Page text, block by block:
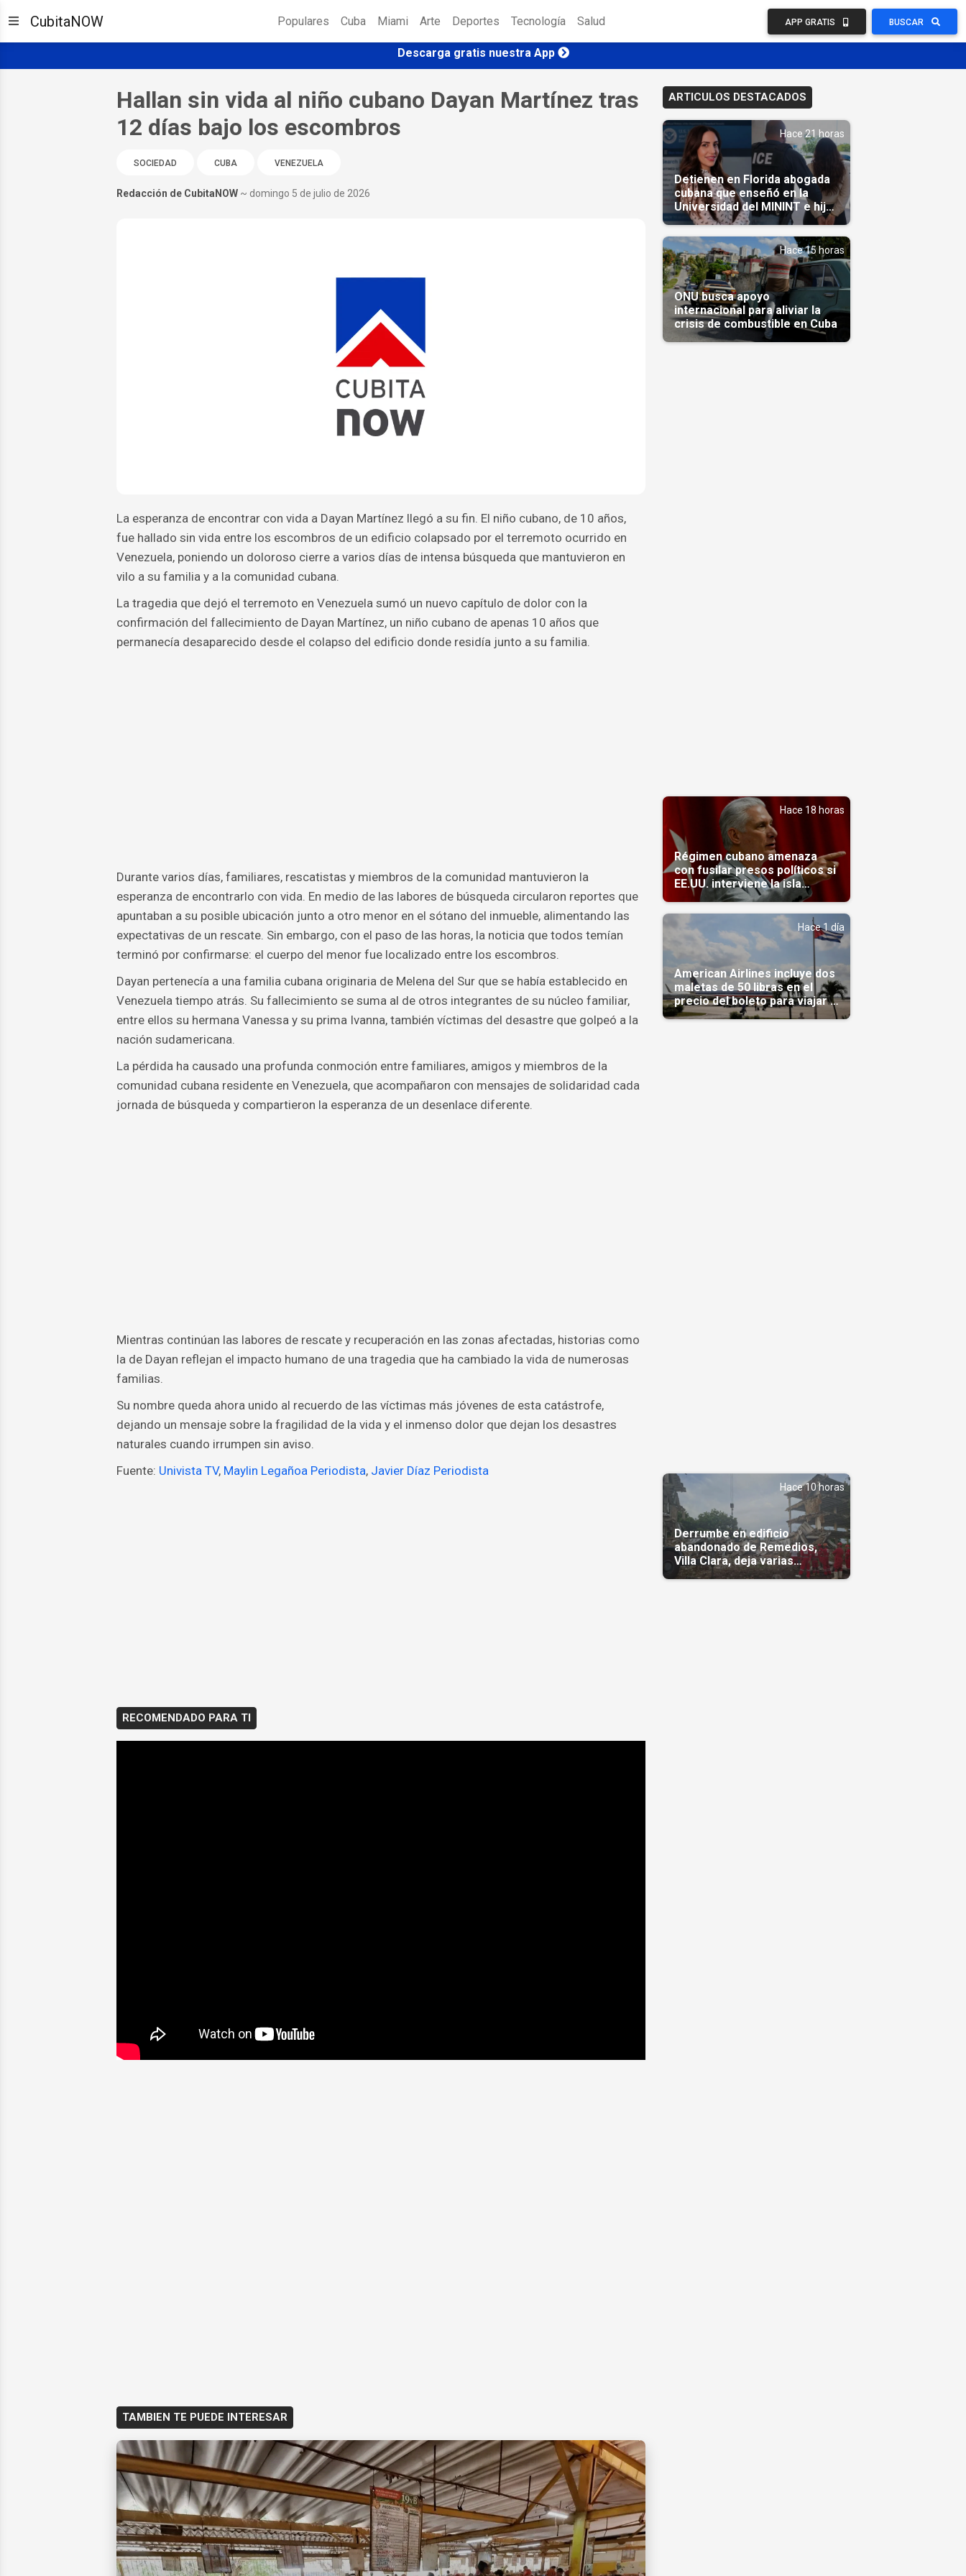
CubitaNOW Populares Cuba Miami Arte Deportes Tecnología Salud APP GRATIS BUSCAR
Descarga gratis nuestra App
Hallan sin vida al niño cubano Dayan Martínez tras
12 días bajo los escombros
SOCIEDAD CUBA VENEZUELA
Redacción de CubitaNOW ~ domingo 5 de julio de 2026
La esperanza de encontrar con vida a Dayan Martínez llegó a su fin. El niño cubano, de 10 años,
fue hallado sin vida entre los escombros de un edificio colapsado por el terremoto ocurrido en
Venezuela, poniendo un doloroso cierre a varios días de intensa búsqueda que mantuvieron en
vilo a su familia y a la comunidad cubana.
La tragedia que dejó el terremoto en Venezuela sumó un nuevo capítulo de dolor con la
confirmación del fallecimiento de Dayan Martínez, un niño cubano de apenas 10 años que
permanecía desaparecido desde el colapso del edificio donde residía junto a su familia.
Durante varios días, familiares, rescatistas y miembros de la comunidad mantuvieron la
esperanza de encontrarlo con vida. En medio de las labores de búsqueda circularon reportes que
apuntaban a su posible ubicación junto a otro menor en el sótano del inmueble, alimentando las
expectativas de un rescate. Sin embargo, con el paso de las horas, la noticia que todos temían
terminó por confirmarse: el cuerpo del menor fue localizado entre los escombros.
Dayan pertenecía a una familia cubana originaria de Melena del Sur que se había establecido en
Venezuela tiempo atrás. Su fallecimiento se suma al de otros integrantes de su núcleo familiar,
entre ellos su hermana Vanessa y su prima Ivanna, también víctimas del desastre que golpeó a la
nación sudamericana.
La pérdida ha causado una profunda conmoción entre familiares, amigos y miembros de la
comunidad cubana residente en Venezuela, que acompañaron con mensajes de solidaridad cada
jornada de búsqueda y compartieron la esperanza de un desenlace diferente.
Mientras continúan las labores de rescate y recuperación en las zonas afectadas, historias como
la de Dayan reflejan el impacto humano de una tragedia que ha cambiado la vida de numerosas
familias.
Su nombre queda ahora unido al recuerdo de las víctimas más jóvenes de esta catástrofe,
dejando un mensaje sobre la fragilidad de la vida y el inmenso dolor que dejan los desastres
naturales cuando irrumpen sin aviso.
Fuente: Univista TV, Maylin Legañoa Periodista, Javier Díaz Periodista
RECOMENDADO PARA TI
TAMBIEN TE PUEDE INTERESAR
ARTICULOS DESTACADOS
Hace 21 horas
Detienen en Florida abogada
cubana que enseñó en la
Universidad del MININT e hija
de diplomático cubano
Hace 15 horas
ONU busca apoyo
internacional para aliviar la
crisis de combustible en Cuba
Hace 18 horas
Régimen cubano amenaza
con fusilar presos políticos si
EE.UU. interviene la isla
(Video)
Hace 1 día
American Airlines incluye dos
maletas de 50 libras en el
precio del boleto para viajar a
Cuba en agosto
Hace 10 horas
Derrumbe en edificio
abandonado de Remedios,
Villa Clara, deja varias
personas atrapadas